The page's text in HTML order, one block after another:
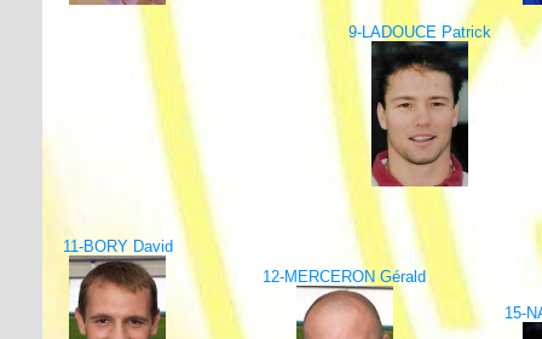
9-LADOUCE Patrick
11-BORY David
12-MERCERON Gérald
15-